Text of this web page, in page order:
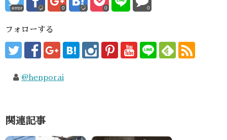
error 0 0 0
フォローする
@henporai
関連記事